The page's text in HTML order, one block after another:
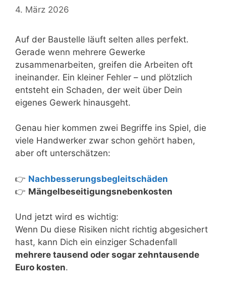
4. März 2026
Auf der Baustelle läuft selten alles perfekt.
Gerade wenn mehrere Gewerke
zusammenarbeiten, greifen die Arbeiten oft
ineinander. Ein kleiner Fehler – und plötzlich
entsteht ein Schaden, der weit über Dein
eigenes Gewerk hinausgeht.
Genau hier kommen zwei Begriffe ins Spiel, die
viele Handwerker zwar schon gehört haben,
aber oft unterschätzen:
👉 Nachbesserungsbegleitschäden
👉 Mängelbeseitigungsnebenkosten
Und jetzt wird es wichtig:
Wenn Du diese Risiken nicht richtig abgesichert
hast, kann Dich ein einziger Schadenfall
mehrere tausend oder sogar zehntausende
Euro kosten.